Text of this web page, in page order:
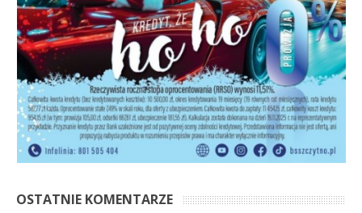
OSTATNIE KOMENTARZE